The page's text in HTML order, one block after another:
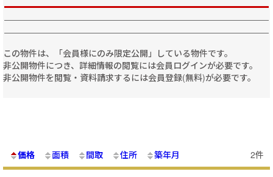
この物件は、「会員様にのみ限定公開」している物件です。
非公開物件につき、詳細情報の閲覧には会員ログインが必要です。
非公開物件を閲覧・資料請求するには会員登録(無料)が必要です。
価格 面積 間取 住所 築年月 2件